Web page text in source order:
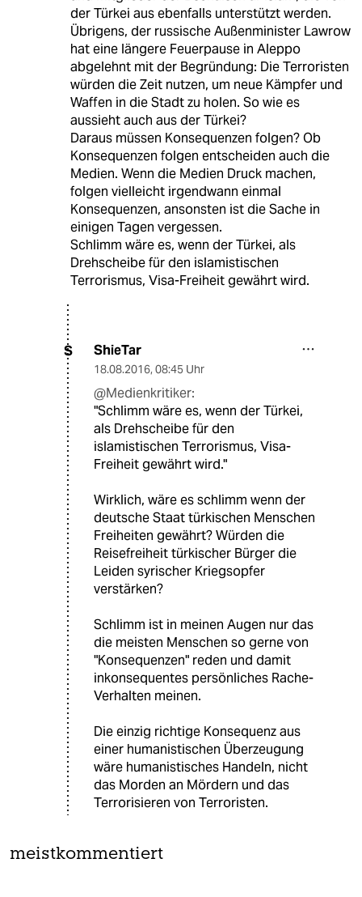
der Türkei aus ebenfalls unterstützt werden.
Übrigens, der russische Außenminister Lawrow
hat eine längere Feuerpause in Aleppo
abgelehnt mit der Begründung: Die Terroristen
würden die Zeit nutzen, um neue Kämpfer und
Waffen in die Stadt zu holen. So wie es
aussieht auch aus der Türkei?
Daraus müssen Konsequenzen folgen? Ob
Konsequenzen folgen entscheiden auch die
Medien. Wenn die Medien Druck machen,
folgen vielleicht irgendwann einmal
Konsequenzen, ansonsten ist die Sache in
einigen Tagen vergessen.
Schlimm wäre es, wenn der Türkei, als
Drehscheibe für den islamistischen
Terrorismus, Visa-Freiheit gewährt wird.
S ShieTar
18.08.2016, 08:45 Uhr
@Medienkritiker:
"Schlimm wäre es, wenn der Türkei,
als Drehscheibe für den
islamistischen Terrorismus, Visa-
Freiheit gewährt wird."
Wirklich, wäre es schlimm wenn der
deutsche Staat türkischen Menschen
Freiheiten gewährt? Würden die
Reisefreiheit türkischer Bürger die
Leiden syrischer Kriegsopfer
verstärken?
Schlimm ist in meinen Augen nur das
die meisten Menschen so gerne von
"Konsequenzen" reden und damit
inkonsequentes persönliches Rache-
Verhalten meinen.
Die einzig richtige Konsequenz aus
einer humanistischen Überzeugung
wäre humanistisches Handeln, nicht
das Morden an Mördern und das
Terrorisieren von Terroristen.
meistkommentiert